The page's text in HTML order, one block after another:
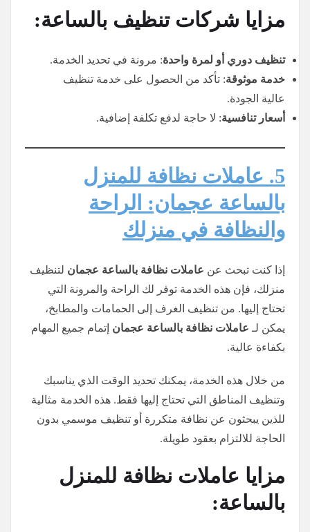
مزايا شركات تنظيف بالساعة:
تنظيف دوري أو لمرة واحدة: مرونة في تحديد الخدمة.
خدمة موثوقة: تأكد من الحصول على خدمة تنظيف
عالية الجودة.
أسعار تنافسية: لا حاجة لدفع تكلفة إضافية.
5. عاملات نظافة للمنزل
بالساعة عجمان: الراحة
والنظافة في منزلك
إذا كنت تبحث عن عاملات نظافة بالساعة عجمان لتنظيف
منزلك، فإن هذه الخدمة توفر لك الراحة والمرونة التي
تحتاج إليها. من تنظيف الغرف إلى الحمامات والمطابخ،
يمكن لـ عاملات نظافة بالساعة عجمان إتمام جميع المهام
بكفاءة عالية.
من خلال هذه الخدمة، يمكنك تحديد الوقت الذي يناسبك
وتنظيف المناطق التي تحتاج إليها فقط. هذه الخدمة مثالية
للذين يبحثون عن نظافة متكررة أو تنظيف موسمي بدون
الحاجة للالتزام بعقود طويلة.
مزايا عاملات نظافة للمنزل
بالساعة: